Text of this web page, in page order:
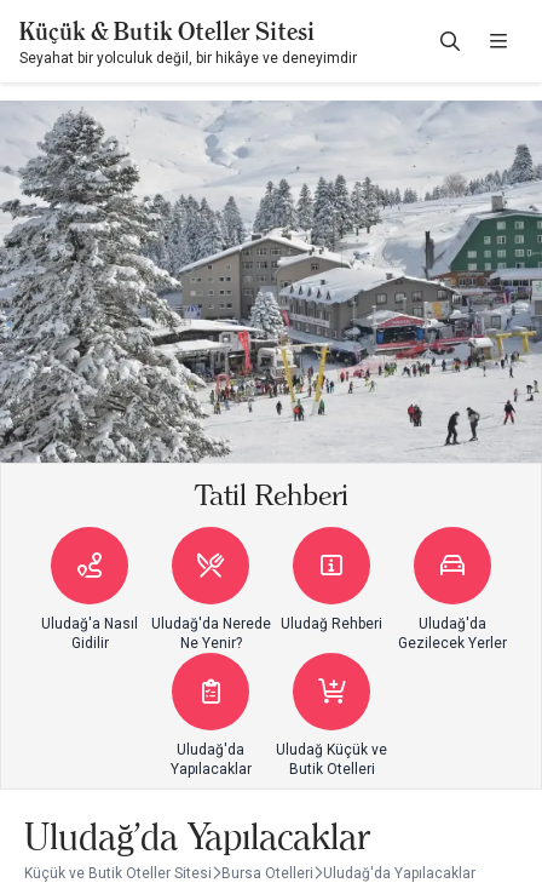
Küçük & Butik Oteller Sitesi
Seyahat bir yolculuk değil, bir hikâye ve deneyimdir
Tatil Rehberi
Uludağ'a Nasıl
Gidilir
Uludağ'da Nerede
Ne Yenir?
Uludağ Rehberi
Uludağ'da
Gezilecek Yerler
Uludağ'da
Yapılacaklar
Uludağ Küçük ve
Butik Otelleri
Uludağ'da Yapılacaklar
Küçük ve Butik Oteller Sitesi Bursa Otelleri Uludağ'da Yapılacaklar